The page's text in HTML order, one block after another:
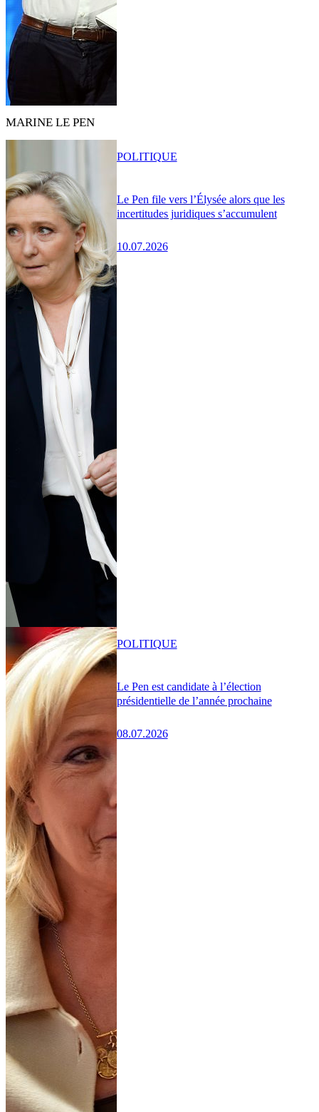
MARINE LE PEN
Le Pen file vers l’Élysée alors que les
incertitudes juridiques s’accumulent
10.07.2026
POLITIQUE
Le Pen est candidate à l’élection
présidentielle de l’année prochaine
08.07.2026
POLITIQUE